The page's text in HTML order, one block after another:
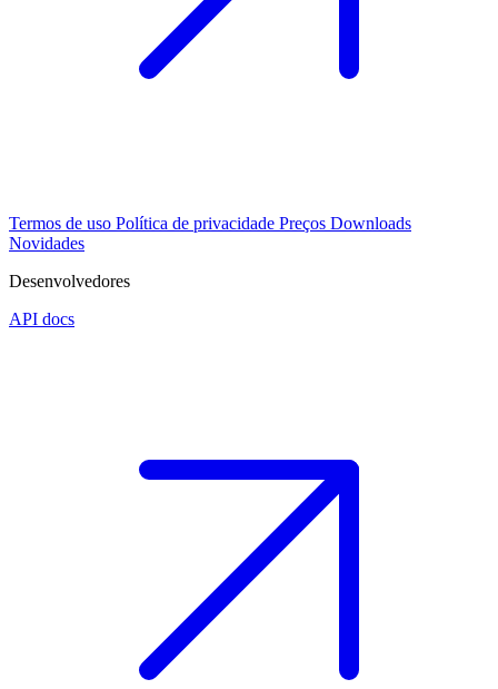
Termos de uso Política de privacidade Preços Downloads
Novidades
Desenvolvedores
API docs